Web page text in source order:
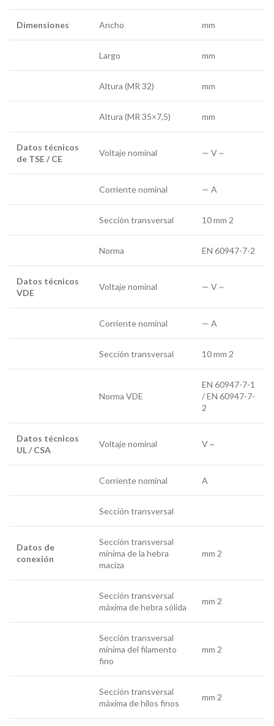
Dimensiones Ancho mm
Largo mm
Altura (MR 32) mm
Altura (MR 35×7,5) mm
Datos técnicos
de TSE / CE
Voltaje nominal — V ~
Corriente nominal — A
Sección transversal 10 mm 2
Norma EN 60947-7-2
Datos técnicos
VDE
Voltaje nominal — V ~
Corriente nominal — A
Sección transversal 10 mm 2
Norma VDE
EN 60947-7-1
/ EN 60947-7-
2
Datos técnicos
UL / CSA
Voltaje nominal V ~
Corriente nominal A
Sección transversal
Datos de
conexión
Sección transversal
mínima de la hebra
maciza
mm 2
Sección transversal
máxima de hebra sólida
mm 2
Sección transversal
mínima del filamento
fino
mm 2
Sección transversal
máxima de hilos finos
mm 2